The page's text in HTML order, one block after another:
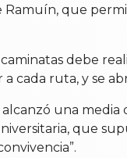
que
debe
cada ruta, y se
alcanzó una
que